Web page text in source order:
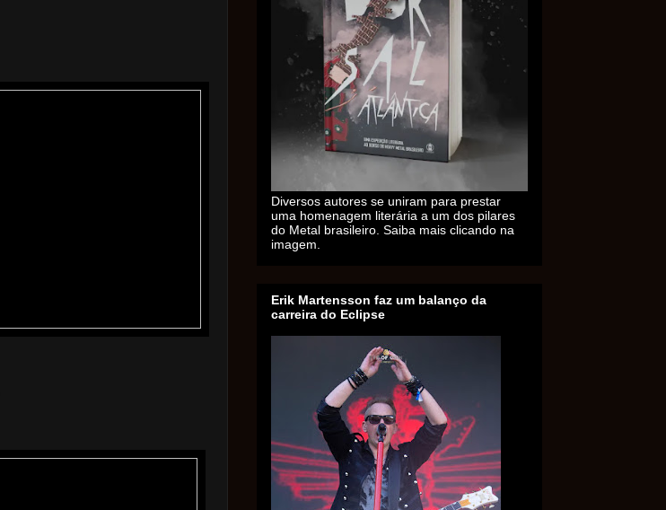
Diversos autores se uniram para prestar
uma homenagem literária a um dos pilares
do Metal brasileiro. Saiba mais clicando na
imagem.
Erik Martensson faz um balanço da
carreira do Eclipse